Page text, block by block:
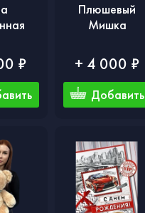
₽
Плюшевый
Мишка
+ 4 000 ₽
Добавить